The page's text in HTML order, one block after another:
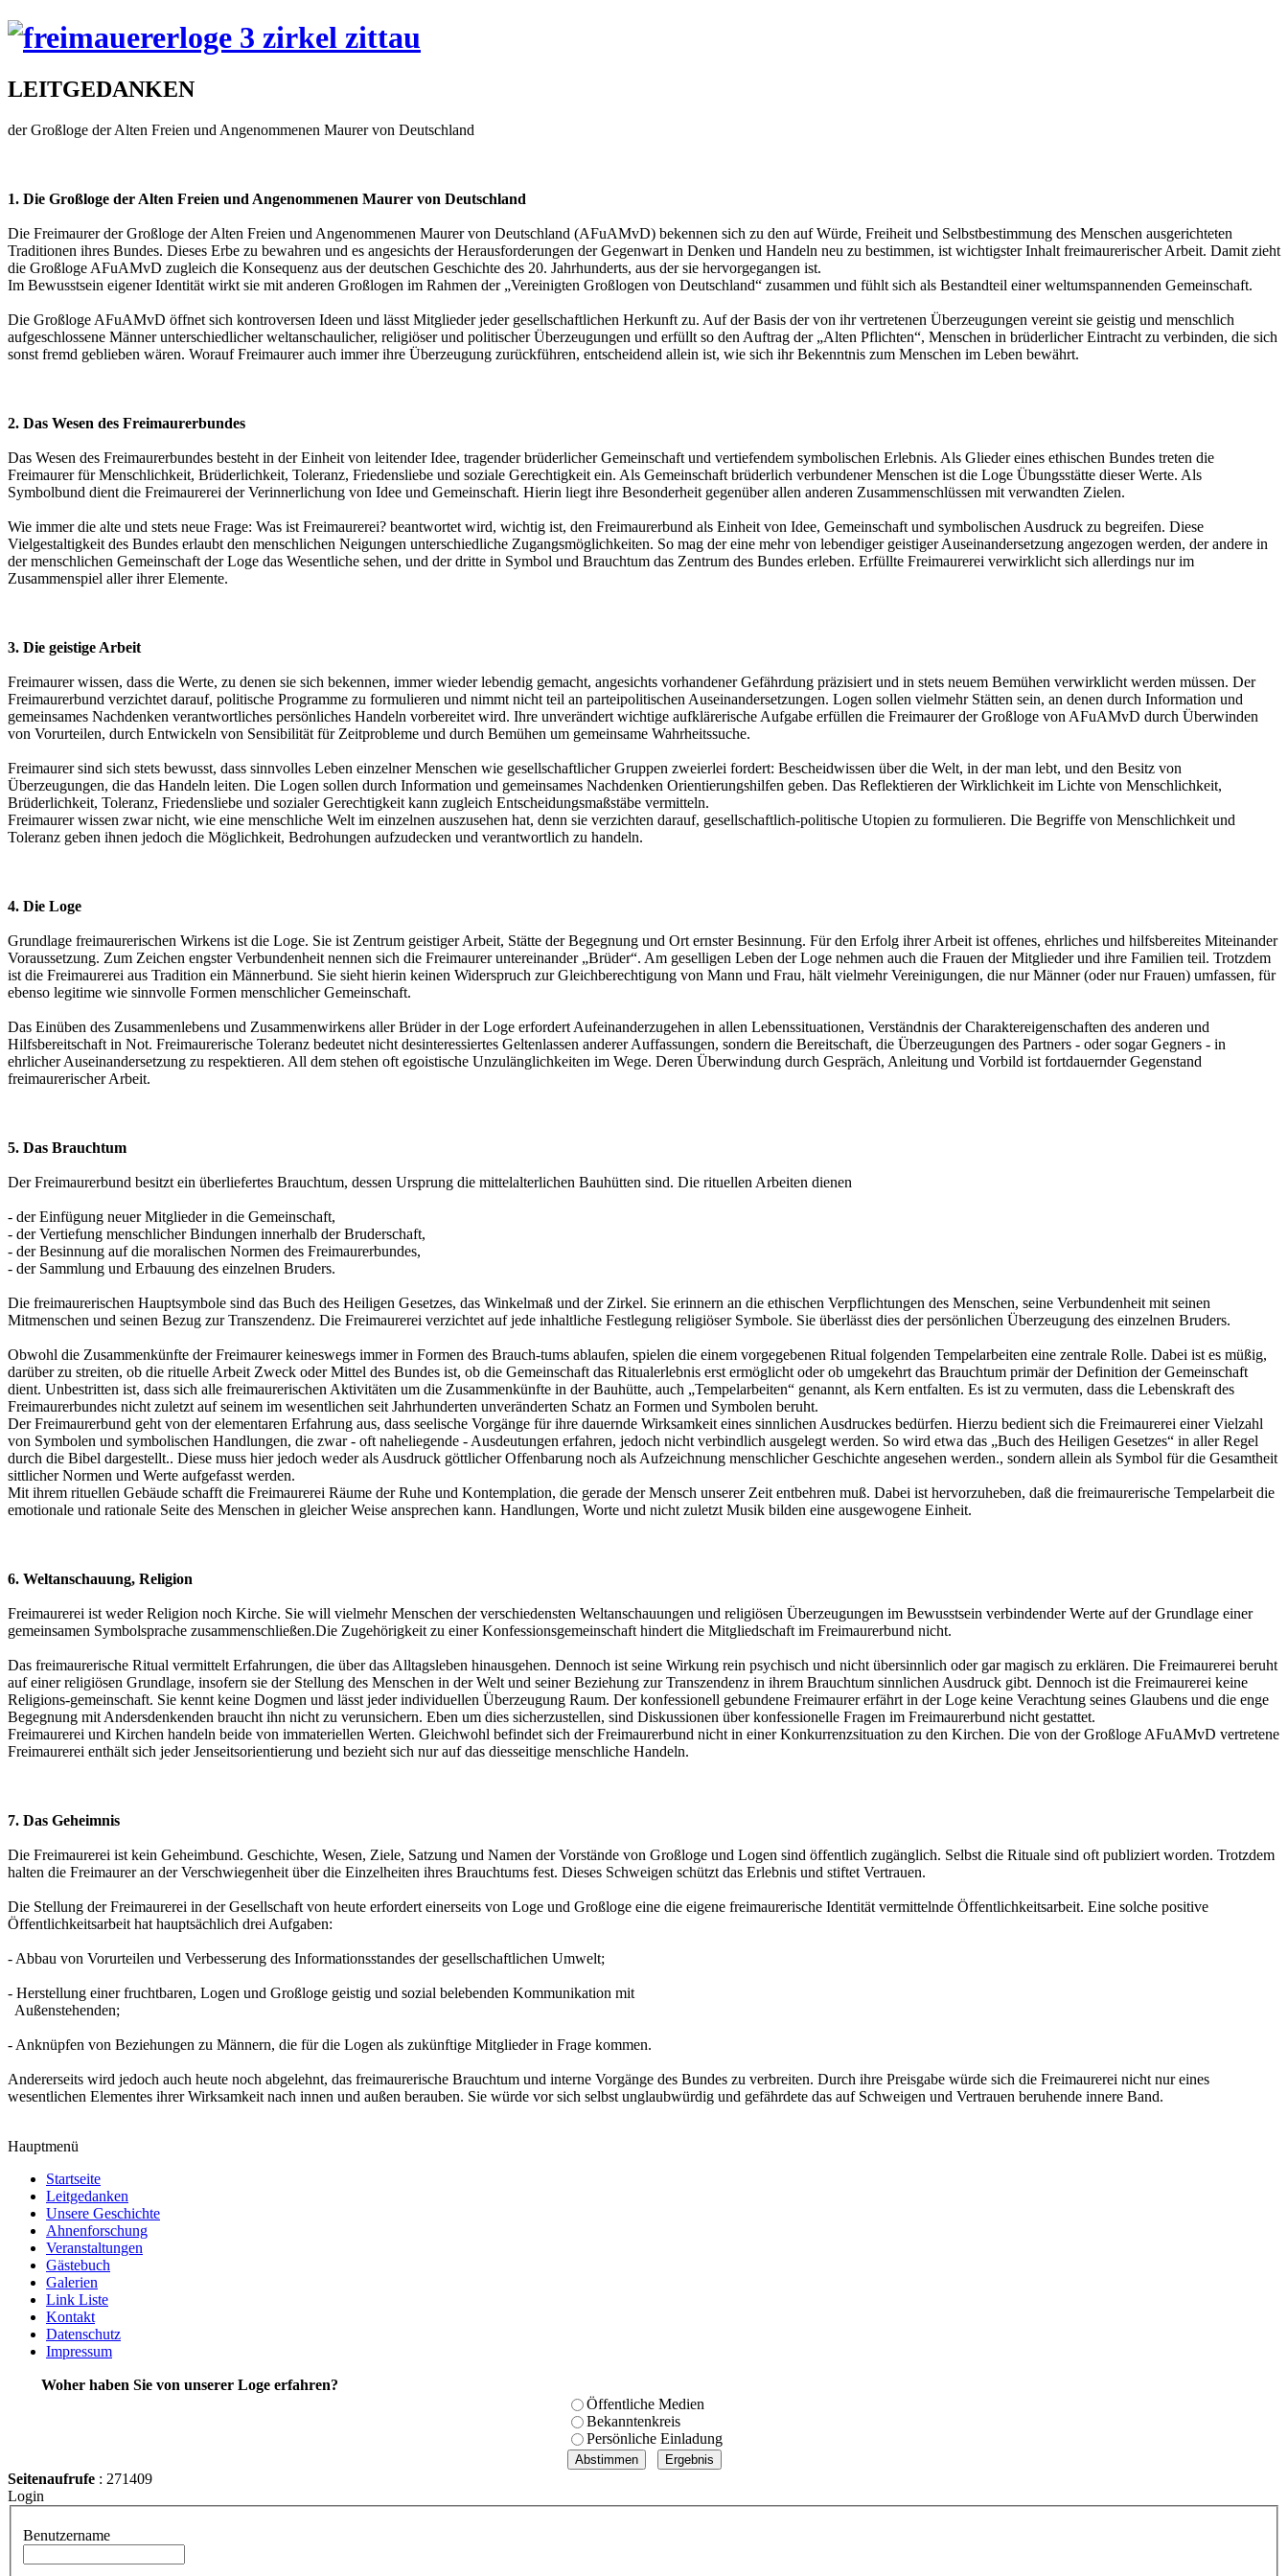
LEITGEDANKEN
der Großloge der Alten Freien und Angenommenen Maurer von Deutschland
1. Die Großloge der Alten Freien und Angenommenen Maurer von Deutschland
Die Freimaurer der Großloge der Alten Freien und Angenommenen Maurer von Deutschland (AFuAMvD) bekennen sich zu den auf Würde, Freiheit und Selbstbestimmung des Menschen ausgerichteten
Traditionen ihres Bundes. Dieses Erbe zu bewahren und es angesichts der Herausforderungen der Gegenwart in Denken und Handeln neu zu bestimmen, ist wichtigster Inhalt freimaurerischer Arbeit. Damit zieht
die Großloge AFuAMvD zugleich die Konsequenz aus der deutschen Geschichte des 20. Jahrhunderts, aus der sie hervorgegangen ist.
Im Bewusstsein eigener Identität wirkt sie mit anderen Großlogen im Rahmen der „Vereinigten Großlogen von Deutschland“ zusammen und fühlt sich als Bestandteil einer weltumspannenden Gemeinschaft.
Die Großloge AFuAMvD öffnet sich kontroversen Ideen und lässt Mitglieder jeder gesellschaftlichen Herkunft zu. Auf der Basis der von ihr vertretenen Überzeugungen vereint sie geistig und menschlich
aufgeschlossene Männer unterschiedlicher weltanschaulicher, religiöser und politischer Überzeugungen und erfüllt so den Auftrag der „Alten Pflichten“, Menschen in brüderlicher Eintracht zu verbinden, die sich
sonst fremd geblieben wären. Worauf Freimaurer auch immer ihre Überzeugung zurückführen, entscheidend allein ist, wie sich ihr Bekenntnis zum Menschen im Leben bewährt.
2. Das Wesen des Freimaurerbundes
Das Wesen des Freimaurerbundes besteht in der Einheit von leitender Idee, tragender brüderlicher Gemeinschaft und vertiefendem symbolischen Erlebnis. Als Glieder eines ethischen Bundes treten die
Freimaurer für Menschlichkeit, Brüderlichkeit, Toleranz, Friedensliebe und soziale Gerechtigkeit ein. Als Gemeinschaft brüderlich verbundener Menschen ist die Loge Übungsstätte dieser Werte. Als
Symbolbund dient die Freimaurerei der Verinnerlichung von Idee und Gemeinschaft. Hierin liegt ihre Besonderheit gegenüber allen anderen Zusammenschlüssen mit verwandten Zielen.
Wie immer die alte und stets neue Frage: Was ist Freimaurerei? beantwortet wird, wichtig ist, den Freimaurerbund als Einheit von Idee, Gemeinschaft und symbolischen Ausdruck zu begreifen. Diese
Vielgestaltigkeit des Bundes erlaubt den menschlichen Neigungen unterschiedliche Zugangsmöglichkeiten. So mag der eine mehr von lebendiger geistiger Auseinandersetzung angezogen werden, der andere in
der menschlichen Gemeinschaft der Loge das Wesentliche sehen, und der dritte in Symbol und Brauchtum das Zentrum des Bundes erleben. Erfüllte Freimaurerei verwirklicht sich allerdings nur im
Zusammenspiel aller ihrer Elemente.
3. Die geistige Arbeit
Freimaurer wissen, dass die Werte, zu denen sie sich bekennen, immer wieder lebendig gemacht, angesichts vorhandener Gefährdung präzisiert und in stets neuem Bemühen verwirklicht werden müssen. Der
Freimaurerbund verzichtet darauf, politische Programme zu formulieren und nimmt nicht teil an parteipolitischen Auseinandersetzungen. Logen sollen vielmehr Stätten sein, an denen durch Information und
gemeinsames Nachdenken verantwortliches persönliches Handeln vorbereitet wird. Ihre unverändert wichtige aufklärerische Aufgabe erfüllen die Freimaurer der Großloge von AFuAMvD durch Überwinden
von Vorurteilen, durch Entwickeln von Sensibilität für Zeitprobleme und durch Bemühen um gemeinsame Wahrheitssuche.
Freimaurer sind sich stets bewusst, dass sinnvolles Leben einzelner Menschen wie gesellschaftlicher Gruppen zweierlei fordert: Bescheidwissen über die Welt, in der man lebt, und den Besitz von
Überzeugungen, die das Handeln leiten. Die Logen sollen durch Information und gemeinsames Nachdenken Orientierungshilfen geben. Das Reflektieren der Wirklichkeit im Lichte von Menschlichkeit,
Brüderlichkeit, Toleranz, Friedensliebe und sozialer Gerechtigkeit kann zugleich Entscheidungsmaßstäbe vermitteln.
Freimaurer wissen zwar nicht, wie eine menschliche Welt im einzelnen auszusehen hat, denn sie verzichten darauf, gesellschaftlich-politische Utopien zu formulieren. Die Begriffe von Menschlichkeit und
Toleranz geben ihnen jedoch die Möglichkeit, Bedrohungen aufzudecken und verantwortlich zu handeln.
4. Die Loge
Grundlage freimaurerischen Wirkens ist die Loge. Sie ist Zentrum geistiger Arbeit, Stätte der Begegnung und Ort ernster Besinnung. Für den Erfolg ihrer Arbeit ist offenes, ehrliches und hilfsbereites Miteinander
Voraussetzung. Zum Zeichen engster Verbundenheit nennen sich die Freimaurer untereinander „Brüder“. Am geselligen Leben der Loge nehmen auch die Frauen der Mitglieder und ihre Familien teil. Trotzdem
ist die Freimaurerei aus Tradition ein Männerbund. Sie sieht hierin keinen Widerspruch zur Gleichberechtigung von Mann und Frau, hält vielmehr Vereinigungen, die nur Männer (oder nur Frauen) umfassen, für
ebenso legitime wie sinnvolle Formen menschlicher Gemeinschaft.
Das Einüben des Zusammenlebens und Zusammenwirkens aller Brüder in der Loge erfordert Aufeinanderzugehen in allen Lebenssituationen, Verständnis der Charaktereigenschaften des anderen und
Hilfsbereitschaft in Not. Freimaurerische Toleranz bedeutet nicht desinteressiertes Geltenlassen anderer Auffassungen, sondern die Bereitschaft, die Überzeugungen des Partners - oder sogar Gegners - in
ehrlicher Auseinandersetzung zu respektieren. All dem stehen oft egoistische Unzulänglichkeiten im Wege. Deren Überwindung durch Gespräch, Anleitung und Vorbild ist fortdauernder Gegenstand
freimaurerischer Arbeit.
5. Das Brauchtum
Der Freimaurerbund besitzt ein überliefertes Brauchtum, dessen Ursprung die mittelalterlichen Bauhütten sind. Die rituellen Arbeiten dienen
- der Einfügung neuer Mitglieder in die Gemeinschaft,
- der Vertiefung menschlicher Bindungen innerhalb der Bruderschaft,
- der Besinnung auf die moralischen Normen des Freimaurerbundes,
- der Sammlung und Erbauung des einzelnen Bruders.
Die freimaurerischen Hauptsymbole sind das Buch des Heiligen Gesetzes, das Winkelmaß und der Zirkel. Sie erinnern an die ethischen Verpflichtungen des Menschen, seine Verbundenheit mit seinen
Mitmenschen und seinen Bezug zur Transzendenz. Die Freimaurerei verzichtet auf jede inhaltliche Festlegung religiöser Symbole. Sie überlässt dies der persönlichen Überzeugung des einzelnen Bruders.
Obwohl die Zusammenkünfte der Freimaurer keineswegs immer in Formen des Brauch-tums ablaufen, spielen die einem vorgegebenen Ritual folgenden Tempelarbeiten eine zentrale Rolle. Dabei ist es müßig,
darüber zu streiten, ob die rituelle Arbeit Zweck oder Mittel des Bundes ist, ob die Gemeinschaft das Ritualerlebnis erst ermöglicht oder ob umgekehrt das Brauchtum primär der Definition der Gemeinschaft
dient. Unbestritten ist, dass sich alle freimaurerischen Aktivitäten um die Zusammenkünfte in der Bauhütte, auch „Tempelarbeiten“ genannt, als Kern entfalten. Es ist zu vermuten, dass die Lebenskraft des
Freimaurerbundes nicht zuletzt auf seinem im wesentlichen seit Jahrhunderten unveränderten Schatz an Formen und Symbolen beruht.
Der Freimaurerbund geht von der elementaren Erfahrung aus, dass seelische Vorgänge für ihre dauernde Wirksamkeit eines sinnlichen Ausdruckes bedürfen. Hierzu bedient sich die Freimaurerei einer Vielzahl
von Symbolen und symbolischen Handlungen, die zwar - oft naheliegende - Ausdeutungen erfahren, jedoch nicht verbindlich ausgelegt werden. So wird etwa das „Buch des Heiligen Gesetzes“ in aller Regel
durch die Bibel dargestellt.. Diese muss hier jedoch weder als Ausdruck göttlicher Offenbarung noch als Aufzeichnung menschlicher Geschichte angesehen werden., sondern allein als Symbol für die Gesamtheit
sittlicher Normen und Werte aufgefasst werden.
Mit ihrem rituellen Gebäude schafft die Freimaurerei Räume der Ruhe und Kontemplation, die gerade der Mensch unserer Zeit entbehren muß. Dabei ist hervorzuheben, daß die freimaurerische Tempelarbeit die
emotionale und rationale Seite des Menschen in gleicher Weise ansprechen kann. Handlungen, Worte und nicht zuletzt Musik bilden eine ausgewogene Einheit.
6. Weltanschauung, Religion
Freimaurerei ist weder Religion noch Kirche. Sie will vielmehr Menschen der verschiedensten Weltanschauungen und religiösen Überzeugungen im Bewusstsein verbindender Werte auf der Grundlage einer
gemeinsamen Symbolsprache zusammenschließen.Die Zugehörigkeit zu einer Konfessionsgemeinschaft hindert die Mitgliedschaft im Freimaurerbund nicht.
Das freimaurerische Ritual vermittelt Erfahrungen, die über das Alltagsleben hinausgehen. Dennoch ist seine Wirkung rein psychisch und nicht übersinnlich oder gar magisch zu erklären. Die Freimaurerei beruht
auf einer religiösen Grundlage, insofern sie der Stellung des Menschen in der Welt und seiner Beziehung zur Transzendenz in ihrem Brauchtum sinnlichen Ausdruck gibt. Dennoch ist die Freimaurerei keine
Religions-gemeinschaft. Sie kennt keine Dogmen und lässt jeder individuellen Überzeugung Raum. Der konfessionell gebundene Freimaurer erfährt in der Loge keine Verachtung seines Glaubens und die enge
Begegnung mit Andersdenkenden braucht ihn nicht zu verunsichern. Eben um dies sicherzustellen, sind Diskussionen über konfessionelle Fragen im Freimaurerbund nicht gestattet.
Freimaurerei und Kirchen handeln beide von immateriellen Werten. Gleichwohl befindet sich der Freimaurerbund nicht in einer Konkurrenzsituation zu den Kirchen. Die von der Großloge AFuAMvD vertretene
Freimaurerei enthält sich jeder Jenseitsorientierung und bezieht sich nur auf das diesseitige menschliche Handeln.
7. Das Geheimnis
Die Freimaurerei ist kein Geheimbund. Geschichte, Wesen, Ziele, Satzung und Namen der Vorstände von Großloge und Logen sind öffentlich zugänglich. Selbst die Rituale sind oft publiziert worden. Trotzdem
halten die Freimaurer an der Verschwiegenheit über die Einzelheiten ihres Brauchtums fest. Dieses Schweigen schützt das Erlebnis und stiftet Vertrauen.
Die Stellung der Freimaurerei in der Gesellschaft von heute erfordert einerseits von Loge und Großloge eine die eigene freimaurerische Identität vermittelnde Öffentlichkeitsarbeit. Eine solche positive
Öffentlichkeitsarbeit hat hauptsächlich drei Aufgaben:
- Abbau von Vorurteilen und Verbesserung des Informationsstandes der gesellschaftlichen Umwelt;
- Herstellung einer fruchtbaren, Logen und Großloge geistig und sozial belebenden Kommunikation mit
Außenstehenden;
- Anknüpfen von Beziehungen zu Männern, die für die Logen als zukünftige Mitglieder in Frage kommen.
Andererseits wird jedoch auch heute noch abgelehnt, das freimaurerische Brauchtum und interne Vorgänge des Bundes zu verbreiten. Durch ihre Preisgabe würde sich die Freimaurerei nicht nur eines
wesentlichen Elementes ihrer Wirksamkeit nach innen und außen berauben. Sie würde vor sich selbst unglaubwürdig und gefährdete das auf Schweigen und Vertrauen beruhende innere Band.
Hauptmenü
Startseite
Leitgedanken
Unsere Geschichte
Ahnenforschung
Veranstaltungen
Gästebuch
Galerien
Link Liste
Kontakt
Datenschutz
Impressum
Woher haben Sie von unserer Loge erfahren?
Öffentliche Medien
Bekanntenkreis
Persönliche Einladung
Seitenaufrufe : 271409
Login
Benutzername